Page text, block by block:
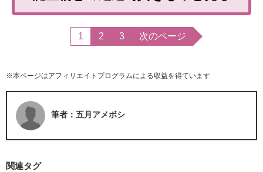
1 2 3 次のページ
※本ページはアフィリエイトプログラムによる収益を得ています
筆者：五月アメボシ
関連タグ